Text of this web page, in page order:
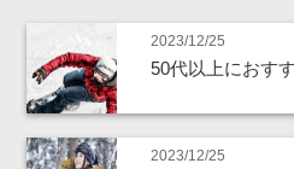
2023/12/25
50代以上におす
2023/12/25